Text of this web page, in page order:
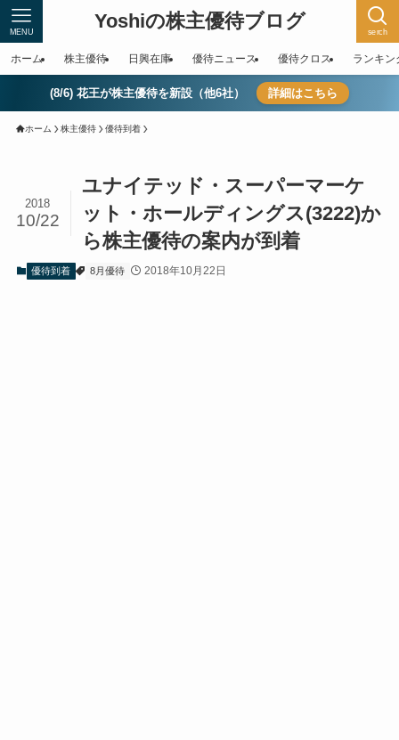
Yoshiの株主優待ブログ serch
MENU
ホーム 株主優待 日興在庫 優待ニュース 優待クロス ランキン
(8/6) 花王が株主優待を新設（他6社） 詳細はこちら
ホーム 株主優待 優待到着
ユナイテッド・スーパーマーケ
ット・ホールディングス(3222)か
ら株主優待の案内が到着
2018
10/22
優待到着 8月優待 2018年10月22日